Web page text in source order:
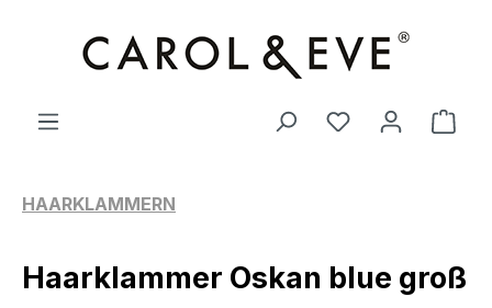
HAARKLAMMERN
Haarklammer Oskan blue groß